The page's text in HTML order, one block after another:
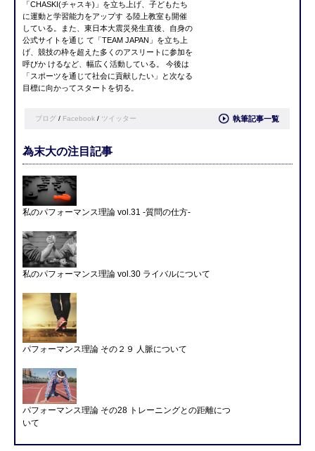
「CHASKI(チャスキ)」を立ち上げ、子どもたち
に運動と学習能力をアップす る陸上教室も開催
している。また、東日本大震災発生直後、自身の
公式サイトを通じ て「TEAM JAPAN」を立ち上
げ、競技の枠を超えた多くのアスリートに参加を
呼びか けるなど、幅広く活動している。 今後は
「スポーツを通じて社会に貢献したい」と次なる
目標に向かってスタートを切る。
ブログ / Facebook / ツイッター 執筆記事一覧
為末大の注目記事
私のパフォーマンス理論 vol.31 -質問の仕方-
私のパフォーマンス理論 vol.30 ライバルについて
パフォーマンス理論 その２９ 人脈について
パフォーマンス理論 その28 トレーニングとの距離につ
いて